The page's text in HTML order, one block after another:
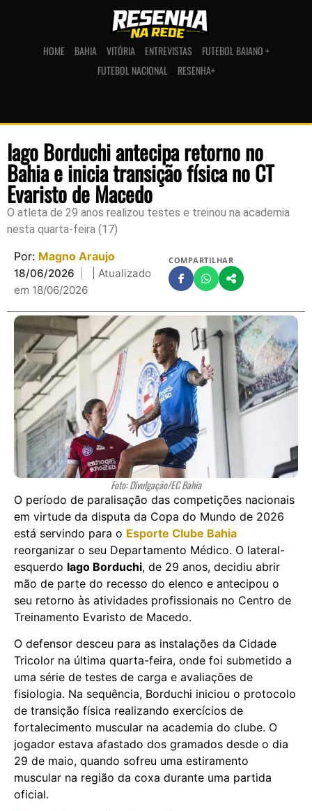
HOME BAHIA VITÓRIA ENTREVISTAS
FUTEBOL BAIANO +
FUTEBOL NACIONAL
RESENHA+
Iago Borduchi antecipa retorno no
Bahia e inicia transição física no CT
Evaristo de Macedo
O atleta de 29 anos realizou testes e treinou na academia
nesta quarta-feira (17)
Por: Magno Araujo
18/06/2026
| Atualizado
em 18/06/2026
COMPARTILHAR
Foto: Divulgação/EC Bahia
O período de paralisação das competições nacionais
em virtude da disputa da Copa do Mundo de 2026
está servindo para o Esporte Clube Bahia
reorganizar o seu Departamento Médico. O lateral-
esquerdo Iago Borduchi, de 29 anos, decidiu abrir
mão de parte do recesso do elenco e antecipou o
seu retorno às atividades profissionais no Centro de
Treinamento Evaristo de Macedo.
O defensor desceu para as instalações da Cidade
Tricolor na última quarta-feira, onde foi submetido a
uma série de testes de carga e avaliações de
fisiologia. Na sequência, Borduchi iniciou o protocolo
de transição física realizando exercícios de
fortalecimento muscular na academia do clube. O
jogador estava afastado dos gramados desde o dia
29 de maio, quando sofreu uma estiramento
muscular na região da coxa durante uma partida
oficial.